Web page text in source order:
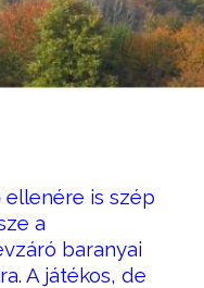
ellenére is szép
a
baranyai
A játékos, de